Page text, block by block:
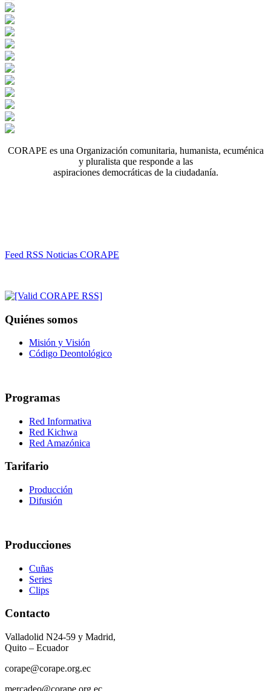
CORAPE es una Organización comunitaria, humanista, ecuménica
y pluralista que responde a las
aspiraciones democráticas de la ciudadanía.
Feed RSS Noticias CORAPE
Quiénes somos
Misión y Visión
Código Deontológico
Programas
Red Informativa
Red Kichwa
Red Amazónica
Tarifario
Producción
Difusión
Producciones
Cuñas
Series
Clips
Contacto
Valladolid N24-59 y Madrid,
Quito – Ecuador
corape@corape.org.ec
mercadeo@corape.org.ec